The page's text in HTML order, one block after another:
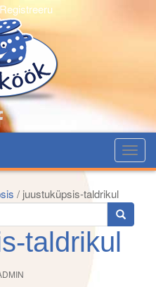
T
o
g
l
/ juustuküpsis-taldrikul
taldrikul